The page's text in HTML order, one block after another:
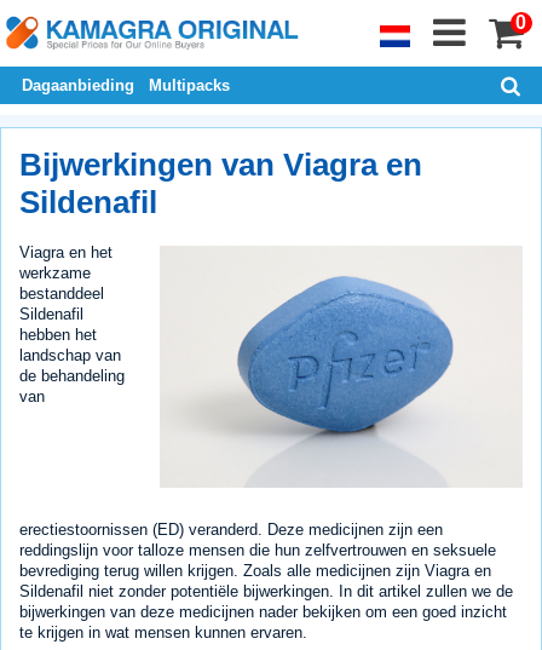
0
Dagaanbieding Multipacks
Bijwerkingen van Viagra en
Sildenafil
Viagra en het
werkzame
bestanddeel
Sildenafil
hebben het
landschap van
de behandeling
van
erectiestoornissen (ED) veranderd. Deze medicijnen zijn een
reddingslijn voor talloze mensen die hun zelfvertrouwen en seksuele
bevrediging terug willen krijgen. Zoals alle medicijnen zijn Viagra en
Sildenafil niet zonder potentiële bijwerkingen. In dit artikel zullen we de
bijwerkingen van deze medicijnen nader bekijken om een goed inzicht
te krijgen in wat mensen kunnen ervaren.